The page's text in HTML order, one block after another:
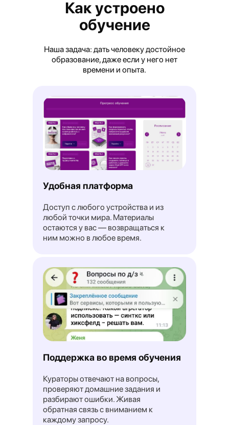
Читать →
Эксперты СКОЛКОВО: тотальный
Ren.tv
вфокусе
Читать →
62% работодателей в России
ужесточат правила удаленной
работы В 2026 году
Как устроено
обучение
Наша задача: дать человеку достойное
образование, даже если у него нет
времени и опыта.
Удобная платформа
Доступ с любого устройства и из
любой точки мира. Материалы
остаются у вас — возвращаться к
ним можно в любое время.
Поддержка во время обучения
Кураторы отвечают на вопросы,
проверяют домашние задания и
разбирают ошибки. Живая
обратная связь с вниманием к
каждому запросу.